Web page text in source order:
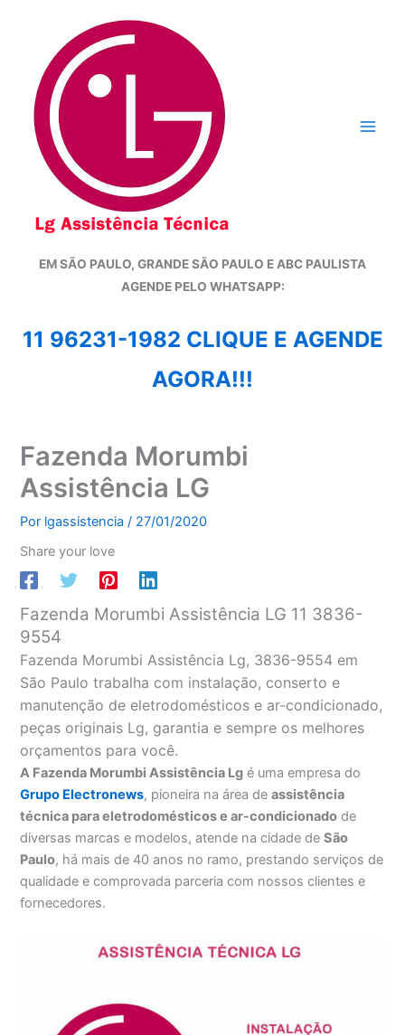
conteúdo
EM SÃO PAULO, GRANDE SÃO PAULO E ABC PAULISTA
AGENDE PELO WHATSAPP:
11 96231-1982 CLIQUE E AGENDE
AGORA!!!
Fazenda Morumbi
Assistência LG
Por lgassistencia/ 27/01/2020
Share your love
Fazenda Morumbi Assistência LG 11 3836-
9554
Fazenda Morumbi Assistência Lg, 3836-9554 em
São Paulo trabalha com instalação, conserto e
manutenção de eletrodomésticos e ar-condicionado,
peças originais Lg, garantia e sempre os melhores
orçamentos para você.
A Fazenda Morumbi Assistência Lg é uma empresa do
Grupo Electronews, pioneira na área deassistência
técnica para eletrodomésticos e ar-condicionado de
diversas marcas e modelos, atende na cidade deSão
Paulo, há mais de 40 anos no ramo, prestando serviços de
qualidade e comprovada parceria com nossos clientes e
fornecedores.